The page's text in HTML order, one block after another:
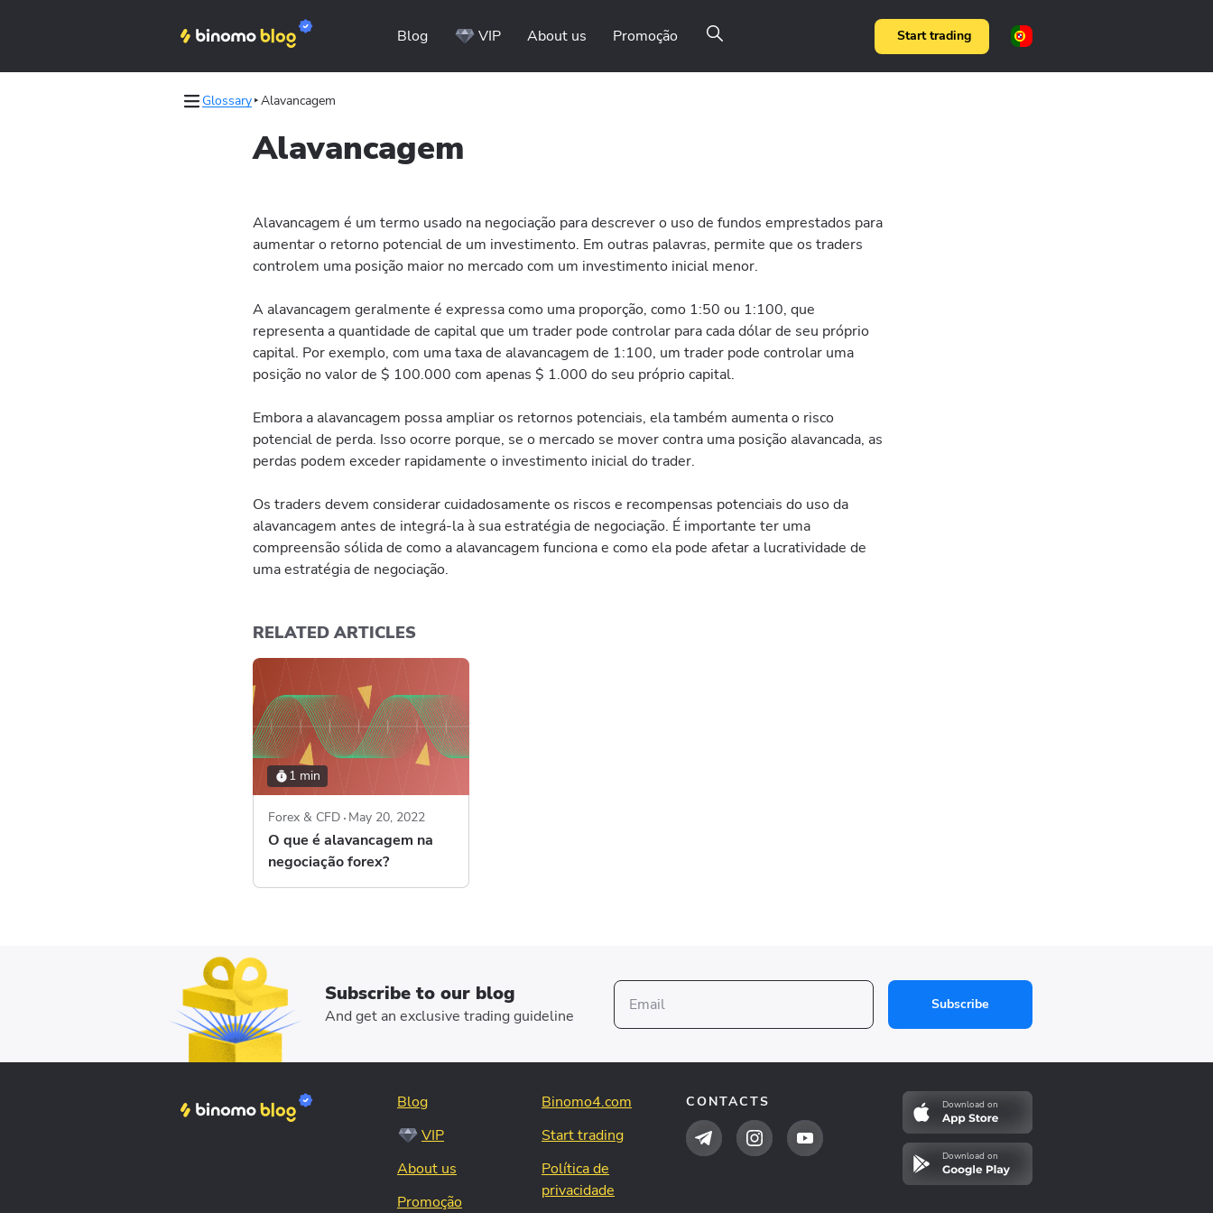
Blog VIP About us Promoção Start trading
Glossary Alavancagem
Alavancagem
Alavancagem é um termo usado na negociação para descrever o uso de fundos emprestados para
aumentar o retorno potencial de um investimento. Em outras palavras, permite que os traders
controlem uma posição maior no mercado com um investimento inicial menor.
A alavancagem geralmente é expressa como uma proporção, como 1:50 ou 1:100, que
representa a quantidade de capital que um trader pode controlar para cada dólar de seu próprio
capital. Por exemplo, com uma taxa de alavancagem de 1:100, um trader pode controlar uma
posição no valor de $ 100.000 com apenas $ 1.000 do seu próprio capital.
Embora a alavancagem possa ampliar os retornos potenciais, ela também aumenta o risco
potencial de perda. Isso ocorre porque, se o mercado se mover contra uma posição alavancada, as
perdas podem exceder rapidamente o investimento inicial do trader.
Os traders devem considerar cuidadosamente os riscos e recompensas potenciais do uso da
alavancagem antes de integrá-la à sua estratégia de negociação. É importante ter uma
compreensão sólida de como a alavancagem funciona e como ela pode afetar a lucratividade de
uma estratégia de negociação.
RELATED ARTICLES
1 min
Forex & CFD May 20, 2022
O que é alavancagem na
negociação forex?
Subscribe to our blog
And get an exclusive trading guideline
Subscribe
Blog
VIP
About us
Promoção
Binomo4.com
Start trading
Política de
privacidade
CONTACTS Download on
Download on